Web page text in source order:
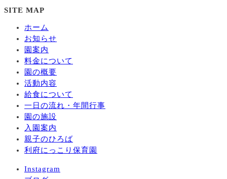
SITE MAP
ホーム
お知らせ
園案内
料金について
園の概要
活動内容
給食について
一日の流れ・年間行事
園の施設
入園案内
親子のひろば
利府にっこり保育園
Instagram